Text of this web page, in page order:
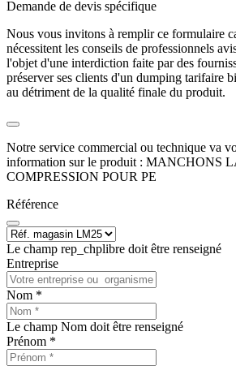
Demande de devis spécifique
Nous vous invitons à remplir ce formulaire
nécessitent les conseils de professionnels
l'objet d'une interdiction faite par des
préserver ses clients d'un dumping tarifaire
au détriment de la qualité finale du produit.
Notre service commercial ou technique va
information sur le produit : MANCHONS
COMPRESSION POUR PE
Référence
Le champ rep_chplibre doit être renseigné
Entreprise
Nom *
Le champ Nom doit être renseigné
Prénom *